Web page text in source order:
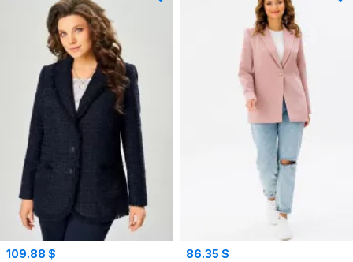
109.88 $
86.35 $